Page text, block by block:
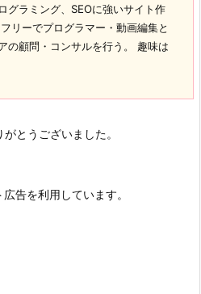
グラミング、SEOに強いサイト作
リーでプログラマー・動画編集と
の顧問・コンサルを行う。 趣味は
とうございました。
告を利用しています。